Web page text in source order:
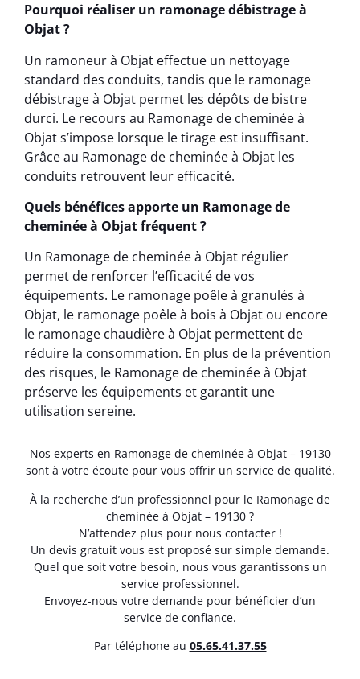
Pourquoi réaliser un ramonage débistrage à
Objat ?
Un ramoneur à Objat effectue un nettoyage
standard des conduits, tandis que le ramonage
débistrage à Objat permet les dépôts de bistre
durci. Le recours au Ramonage de cheminée à
Objat s’impose lorsque le tirage est insuffisant.
Grâce au Ramonage de cheminée à Objat les
conduits retrouvent leur efficacité.
Quels bénéfices apporte un Ramonage de
cheminée à Objat fréquent ?
Un Ramonage de cheminée à Objat régulier
permet de renforcer l’efficacité de vos
équipements. Le ramonage poêle à granulés à
Objat, le ramonage poêle à bois à Objat ou encore
le ramonage chaudière à Objat permettent de
réduire la consommation. En plus de la prévention
des risques, le Ramonage de cheminée à Objat
préserve les équipements et garantit une
utilisation sereine.
Nos experts en Ramonage de cheminée à Objat – 19130
sont à votre écoute pour vous offrir un service de qualité.
À la recherche d’un professionnel pour le Ramonage de
cheminée à Objat – 19130 ?
N’attendez plus pour nous contacter !
Un devis gratuit vous est proposé sur simple demande.
Quel que soit votre besoin, nous vous garantissons un
service professionnel.
Envoyez-nous votre demande pour bénéficier d’un
service de confiance.
Par téléphone au 05.65.41.37.55